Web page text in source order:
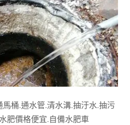
桶.通水管.清水溝.抽汙水.抽污
肥價格便宜.自備水肥車